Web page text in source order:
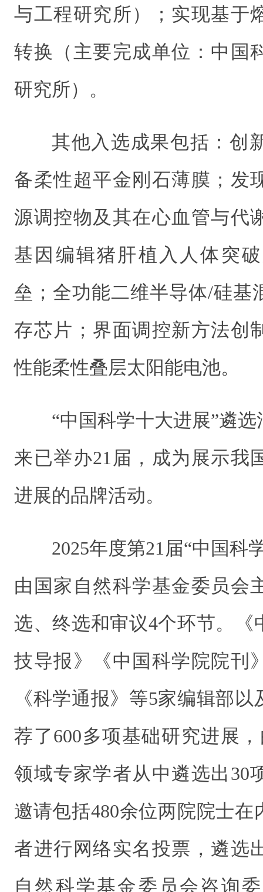
与工程研究所）；实现基于
转换（主要完成单位：中国
研究所）。
其他入选成果包括：创
备柔性超平金刚石薄膜；发
源调控物及其在心血管与代
基因编辑猪肝植入人体突
垒；全功能二维半导体/硅基
存芯片；界面调控新方法创
性能柔性叠层太阳能电池。
“中国科学十大进展”遴
来已举办21届，成为展示我
进展的品牌活动。
2025年度第21届“中国科
由国家自然科学基金委员会
选、终选和审议4个环节。《
技导报》《中国科学院院刊
《科学通报》等5家编辑部
荐了600多项基础研究进展
领域专家学者从中遴选出30
邀请包括480余位两院院士在
者进行网络实名投票，遴选
自然科学基金委员会咨询